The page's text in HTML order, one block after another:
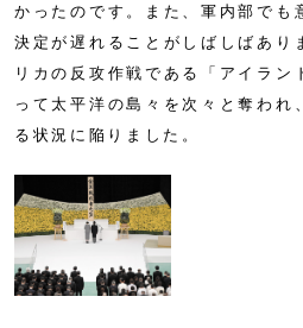
かったのです。また、軍内部でも
決定が遅れることがしばしばあり
リカの反攻作戦である「アイラン
って太平洋の島々を次々と奪われ
る状況に陥りました。